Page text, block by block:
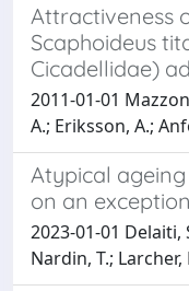
Attractiveness
Scaphoideus
Cicadellidae)
2011-01-01
A.; Eriksson, A.;
Atypical
on an
2023-01-01 Delaiti,
Nardin, T.; Larcher,